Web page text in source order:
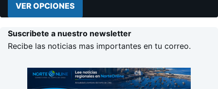
VER OPCIONES
Suscribete a nuestro newsletter
Recibe las noticias mas importantes en tu correo.